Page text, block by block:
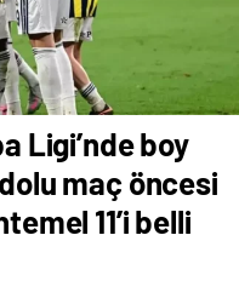
Ligi’nde boy
maç öncesi
11’i belli